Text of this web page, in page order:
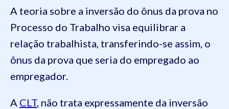
A teoria sobre a inversão do ônus da prova no
Processo do Trabalho visa equilibrar a
relação trabalhista, transferindo-se assim, o
ônus da prova que seria do empregado ao
empregador.
A CLT, não trata expressamente da inversão